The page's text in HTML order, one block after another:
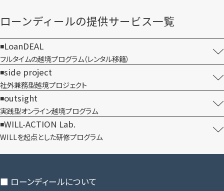
ローンディールの​提供サービス一覧
LoanDEAL
フルタイムの越境プログラム​（レンタル移籍）
side project
社外兼務型​越境プロジェクト
outsight
実践型オンライン​越境プログラム
WILL-ACTION Lab.
WILLを​起点とした​研修プログラム
■ ローンディールに​ついて